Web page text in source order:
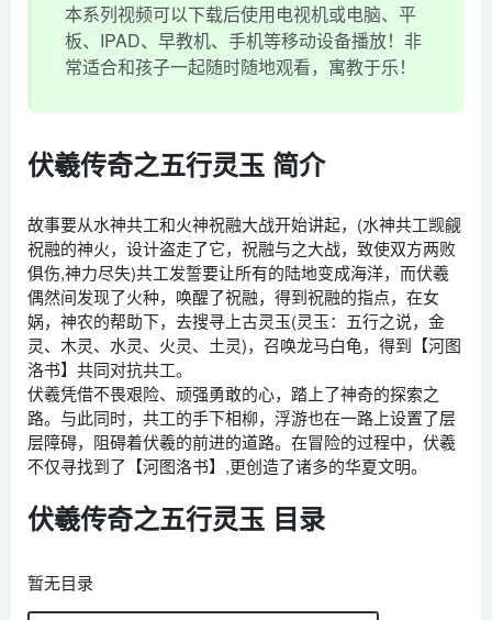
本系列视频可以下载后使用电视机或电脑、平
板、IPAD、早教机、手机等移动设备播放！非
常适合和孩子一起随时随地观看，寓教于乐！
伏羲传奇之五行灵玉 简介
故事要从水神共工和火神祝融大战开始讲起，(水神共工觊觎
祝融的神火，设计盗走了它，祝融与之大战，致使双方两败
俱伤,神力尽失)共工发誓要让所有的陆地变成海洋，而伏羲
偶然间发现了火种，唤醒了祝融，得到祝融的指点，在女
娲，神农的帮助下，去搜寻上古灵玉(灵玉：五行之说，金
灵、木灵、水灵、火灵、土灵)，召唤龙马白龟，得到【河图
洛书】共同对抗共工。
伏羲凭借不畏艰险、顽强勇敢的心，踏上了神奇的探索之
路。与此同时，共工的手下相柳，浮游也在一路上设置了层
层障碍，阻碍着伏羲的前进的道路。在冒险的过程中，伏羲
不仅寻找到了【河图洛书】,更创造了诸多的华夏文明。
伏羲传奇之五行灵玉 目录
暂无目录